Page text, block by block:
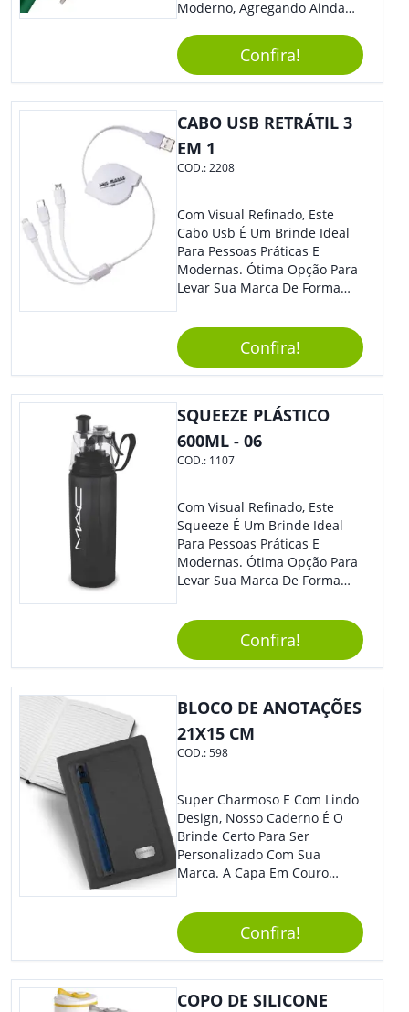
Moderno, Agregando Ainda
Marca.
Confira!
CABO USB RETRÁTIL 3
EM 1
COD.:2208
Com Visual Refinado, Este
Cabo Usb É Um Brinde Ideal
Para Pessoas Práticas E
Modernas. Ótima Opção Para
Levar Sua Marca De Forma
Sua Empresa Em Eventos,
Reuniões Corporativas Ou Até
Mesmo Para Presentear
Colaboradores E Parceiros De
Sua Empresa.
Confira!
SQUEEZE PLÁSTICO
600ML - 06
COD.: 1107
Com Visual Refinado, Este
Squeeze É Um Brinde Ideal
Para Pessoas Práticas E
Modernas. Ótima Opção Para
Levar Sua Marca De Forma
Sua Empresa Em Eventos,
Reuniões Corporativas Ou Até
Mesmo Para Presentear
Colaboradores E Parceiros De
Sua Empresa.
Confira!
BLOCO DE ANOTAÇÕES
21X15 CM
COD.:598
Super Charmoso E Com Lindo
Design, Nosso Caderno É O
Brinde Certo Para Ser
Personalizado Com Sua
Marca. A Capa Em Couro
Elástico Permite Maior
Segurança Ao Carregá-Lo.
Ofereça A Seus Clientes E
Colaboradores, Sem Dúvidas
Eles Irão Adorar.
Confira!
COPO DE SILICONE